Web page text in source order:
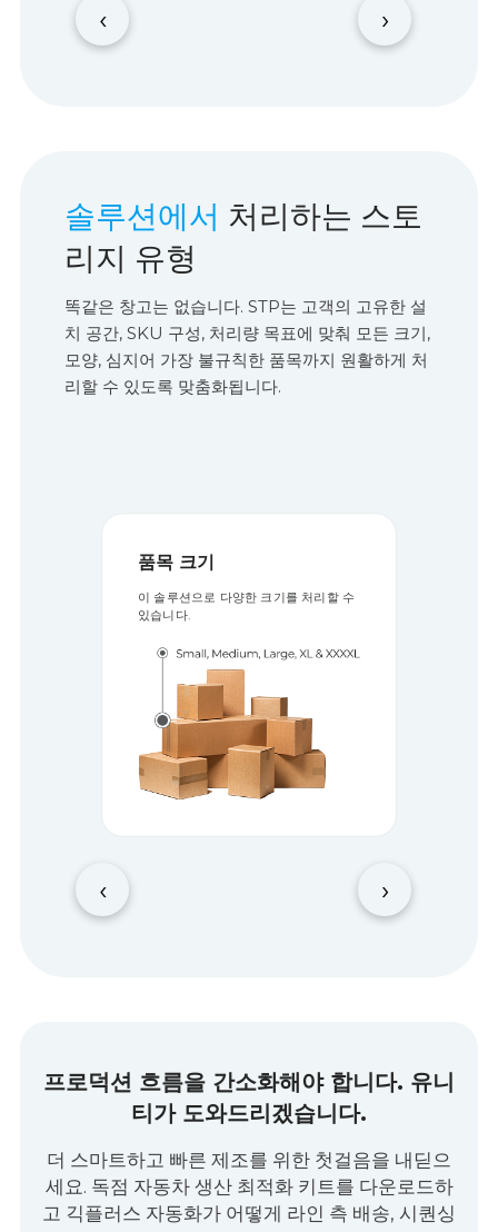
‹ ›
솔루션에서 처리하는 스토
리지 유형
똑같은 창고는 없습니다. STP는 고객의 고유한 설
치 공간, SKU 구성, 처리량 목표에 맞춰 모든 크기,
모양, 심지어 가장 불규칙한 품목까지 원활하게 처
리할 수 있도록 맞춤화됩니다.
품목 크기
이 솔루션으로 다양한 크기를 처리할 수
있습니다.
‹ ›
프로덕션 흐름을 간소화해야 합니다. 유니
티가 도와드리겠습니다.
더 스마트하고 빠른 제조를 위한 첫걸음을 내딛으
세요. 독점 자동차 생산 최적화 키트를 다운로드하
고 긱플러스 자동화가 어떻게 라인 측 배송, 시퀀싱